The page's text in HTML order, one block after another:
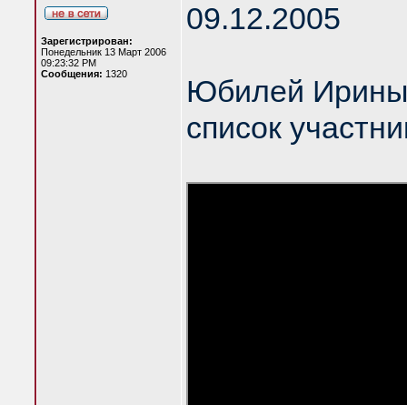
Зарегистрирован:
Понедельник 13 Март 2006
09:23:32 PM
Сообщения: 1320
09.12.2005
Юбилей
список